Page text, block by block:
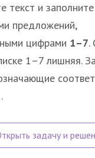
текст и
предложений,
цифрами 1–7.
1–7 лишняя.